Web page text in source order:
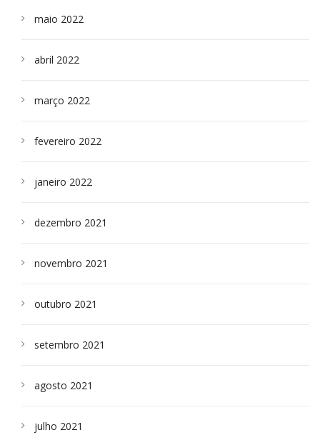
maio 2022
abril 2022
março 2022
fevereiro 2022
janeiro 2022
dezembro 2021
novembro 2021
outubro 2021
setembro 2021
agosto 2021
julho 2021